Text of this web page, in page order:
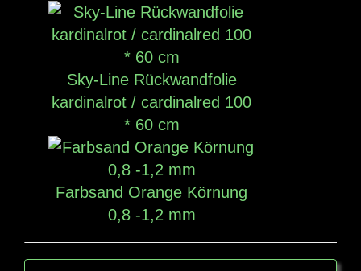
Sky-Line Rückwandfolie
kardinalrot / cardinalred 100
* 60 cm
Farbsand Orange Körnung
0,8 -1,2 mm